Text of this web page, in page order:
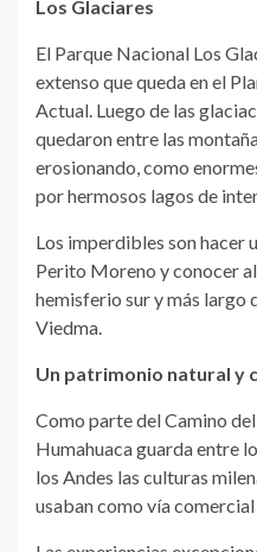
Los Glaciares
El Parque Nacional Los
extenso que queda en el
Actual. Luego de las
quedaron entre las
erosionando, como
por hermosos lagos de
Los imperdibles son hacer
Perito Moreno y conocer
hemisferio sur y más largo
Viedma.
Un patrimonio natural y
Como parte del Camino
Humahuaca guarda entre
los Andes las culturas
usaban como vía